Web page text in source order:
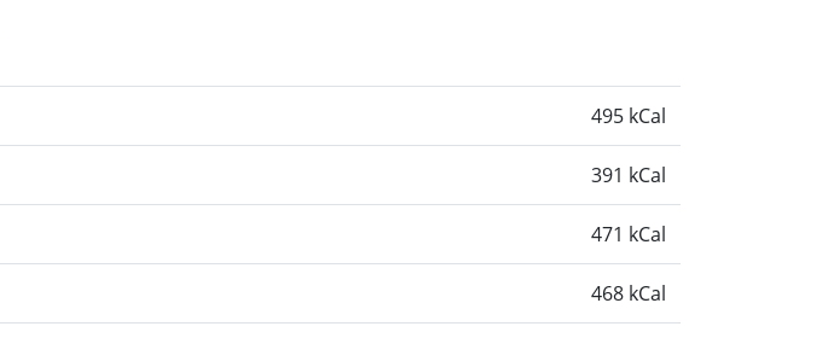
495 kCal
391 kCal
471 kCal
468 kCal